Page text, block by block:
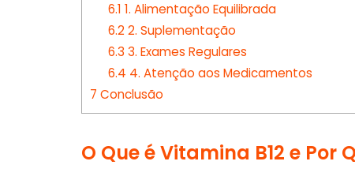
6.1 1. Alimentação Equilibrada
6.22. Suplementação
6.3 3. Exames Regulares
6.4 4. Atenção aos Medicamentos
7 Conclusão
O Que é Vitamina B12 e Por